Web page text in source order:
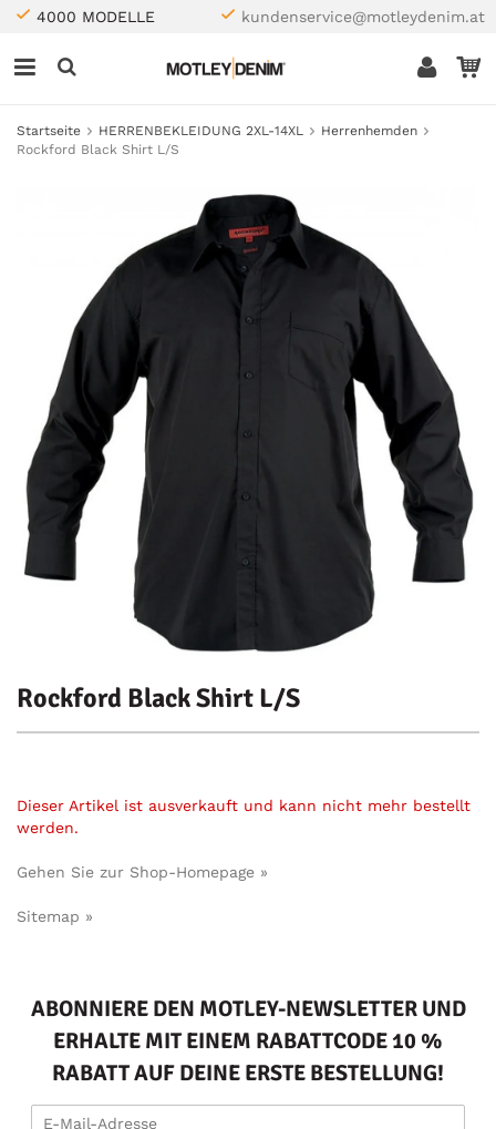
4000 MODELLE kundenservice@motleydenim.at
Startseite HERRENBEKLEIDUNG 2XL-14XL
Herrenhemden
Rockford Black Shirt L/S
Rockford Black Shirt L/S
Dieser Artikel ist ausverkauft und kann nicht mehr bestellt
werden.
Gehen Sie zur Shop-Homepage »
Sitemap »
ABONNIERE DEN MOTLEY-NEWSLETTER UND
ERHALTE MIT EINEM RABATTCODE 10 %
RABATT AUF DEINE ERSTE BESTELLUNG!